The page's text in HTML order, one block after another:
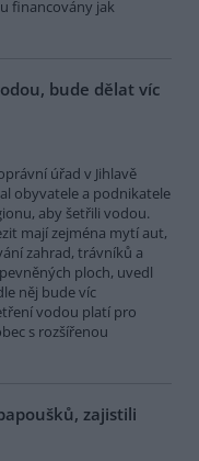
financovány jak
bude dělat víc
úřad v Jihlavě
obyvatele a podnikatele
aby šetřili vodou.
mají zejména mytí aut,
zahrad, trávníků a
ploch, uvedl
něj bude víc
vodou platí pro
s rozšířenou
zajistili